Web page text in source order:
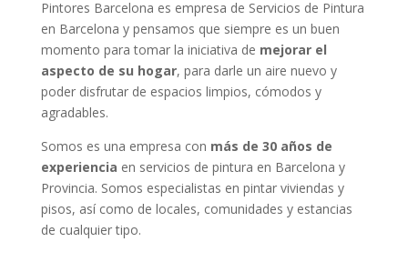
Pintores Barcelona es empresa de Servicios de Pintura
en Barcelona y pensamos que siempre es un buen
momento para tomar la iniciativa de mejorar el
aspecto de su hogar, para darle un aire nuevo y
poder disfrutar de espacios limpios, cómodos y
agradables.
Somos es una empresa con más de 30 años de
experiencia en servicios de pintura en Barcelona y
Provincia. Somos especialistas en pintar viviendas y
pisos, así como de locales, comunidades y estancias
de cualquier tipo.